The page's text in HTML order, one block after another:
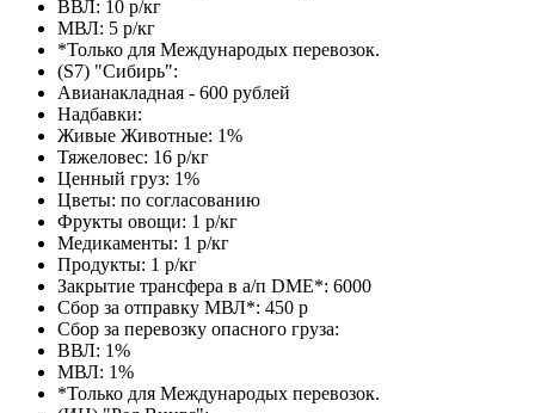
ВВЛ: 10 р/кг
МВЛ: 5 р/кг
*Только для Международых перевозок.
(S7) "Сибирь":
Авианакладная - 600 рублей
Надбавки:
Живые Животные: 1%
Тяжеловес: 16 р/кг
Ценный груз: 1%
Цветы: по согласованию
Фрукты овощи: 1 р/кг
Медикаменты: 1 р/кг
Продукты: 1 р/кг
Закрытие трансфера в а/п DME*: 6000
Сбор за отправку МВЛ*: 450 р
Сбор за перевозку опасного груза:
ВВЛ: 1%
МВЛ: 1%
*Только для Международых перевозок.